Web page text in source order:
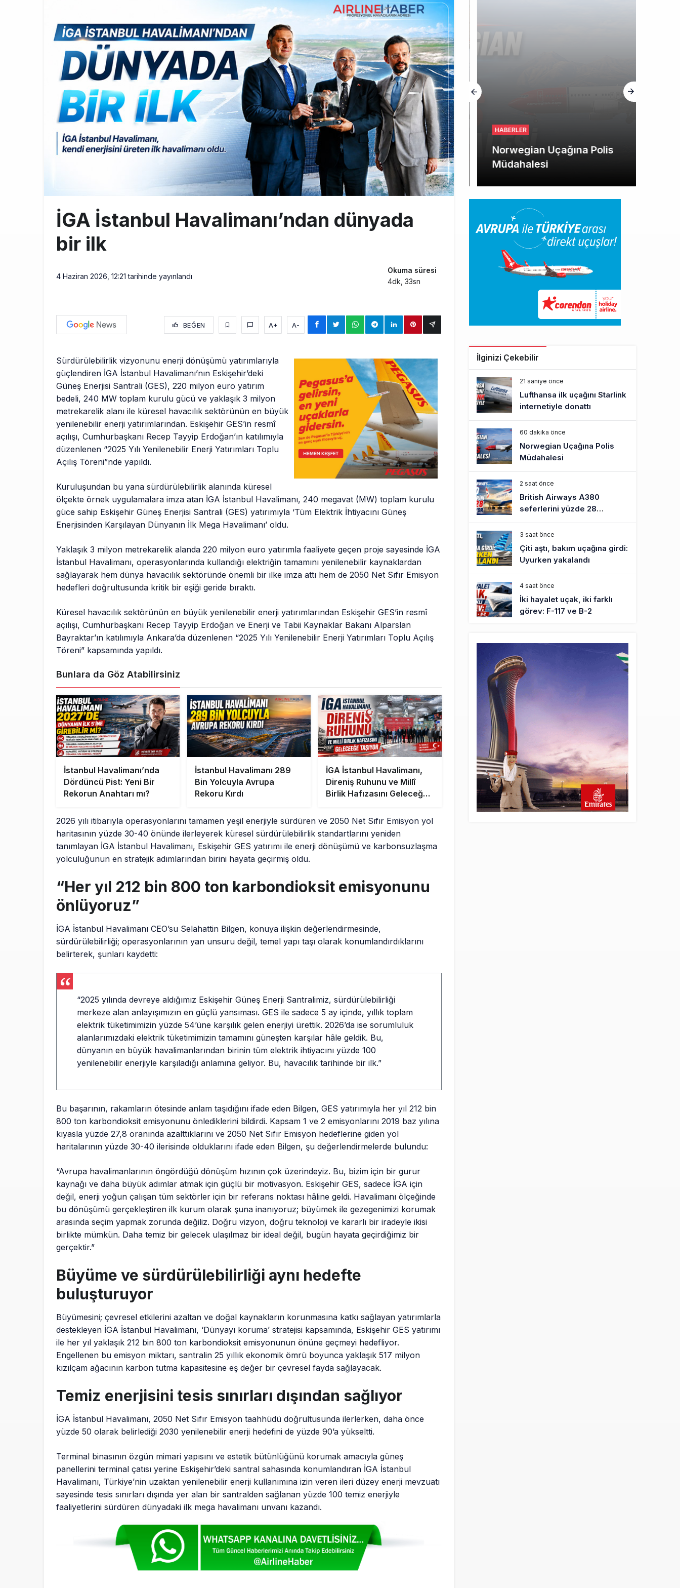
THY ve Pegasus Dünyanın En Değerli Havayolları Arasında
12:00 Fly Baghdad ABD yaptırım listesinden çıkarıldı
11:00 Elektrikli uçaklar Avrupa’da kısa rotalara hazırlanıyor
İGA İstanbul Havalimanı’ndan dünyada
bir ilk
4 Haziran 2026, 12:21 tarihinde yayınlandı
Okuma süresi
4dk, 33sn
BEĞEN A+ A-
Sürdürülebilirlik vizyonunu enerji dönüşümü yatırımlarıyla
güçlendiren İGA İstanbul Havalimanı’nın Eskişehir’deki
Güneş Enerjisi Santrali (GES), 220 milyon euro yatırım
bedeli, 240 MW toplam kurulu gücü ve yaklaşık 3 milyon
metrekarelik alanı ile küresel havacılık sektörünün en büyük
yenilenebilir enerji yatırımlarından. Eskişehir GES’in resmî
açılışı, Cumhurbaşkanı Recep Tayyip Erdoğan’ın katılımıyla
düzenlenen “2025 Yılı Yenilenebilir Enerji Yatırımları Toplu
Açılış Töreni”nde yapıldı.
Kuruluşundan bu yana sürdürülebilirlik alanında küresel
ölçekte örnek uygulamalara imza atan İGA İstanbul Havalimanı, 240 megavat (MW) toplam kurulu
güce sahip Eskişehir Güneş Enerjisi Santrali (GES) yatırımıyla ‘Tüm Elektrik İhtiyacını Güneş
Enerjisinden Karşılayan Dünyanın İlk Mega Havalimanı’ oldu.
Yaklaşık 3 milyon metrekarelik alanda 220 milyon euro yatırımla faaliyete geçen proje sayesinde İGA
İstanbul Havalimanı, operasyonlarında kullandığı elektriğin tamamını yenilenebilir kaynaklardan
sağlayarak hem dünya havacılık sektöründe önemli bir ilke imza attı hem de 2050 Net Sıfır Emisyon
hedefleri doğrultusunda kritik bir eşiği geride bıraktı.
Küresel havacılık sektörünün en büyük yenilenebilir enerji yatırımlarından Eskişehir GES’in resmî
açılışı, Cumhurbaşkanı Recep Tayyip Erdoğan ve Enerji ve Tabii Kaynaklar Bakanı Alparslan
Bayraktar’ın katılımıyla Ankara’da düzenlenen “2025 Yılı Yenilenebilir Enerji Yatırımları Toplu Açılış
Töreni” kapsamında yapıldı.
Bunlara da Göz Atabilirsiniz
İstanbul Havalimanı’nda
Dördüncü Pist: Yeni Bir
Rekorun Anahtarı mı?
İstanbul Havalimanı 289
Bin Yolcuyla Avrupa
Rekoru Kırdı
İGA İstanbul Havalimanı,
Direniş Ruhunu ve Millî
Birlik Hafızasını Geleceğe
2026 yılı itibarıyla operasyonlarını tamamen yeşil enerjiyle sürdüren ve 2050 Net Sıfır Emisyon yol
haritasının yüzde 30-40 önünde ilerleyerek küresel sürdürülebilirlik standartlarını yeniden
tanımlayan İGA İstanbul Havalimanı, Eskişehir GES yatırımı ile enerji dönüşümü ve karbonsuzlaşma
yolculuğunun en stratejik adımlarından birini hayata geçirmiş oldu.
“Her yıl 212 bin 800 ton karbondioksit emisyonunu
önlüyoruz”
İGA İstanbul Havalimanı CEO’su Selahattin Bilgen, konuya ilişkin değerlendirmesinde,
sürdürülebilirliği; operasyonlarının yan unsuru değil, temel yapı taşı olarak konumlandırdıklarını
belirterek, şunları kaydetti:
“2025 yılında devreye aldığımız Eskişehir Güneş Enerji Santralimiz, sürdürülebilirliği
merkeze alan anlayışımızın en güçlü yansıması. GES ile sadece 5 ay içinde, yıllık toplam
elektrik tüketimimizin yüzde 54’üne karşılık gelen enerjiyi ürettik. 2026’da ise sorumluluk
alanlarımızdaki elektrik tüketimimizin tamamını güneşten karşılar hâle geldik. Bu,
dünyanın en büyük havalimanlarından birinin tüm elektrik ihtiyacını yüzde 100
yenilenebilir enerjiyle karşıladığı anlamına geliyor. Bu, havacılık tarihinde bir ilk.”
Bu başarının, rakamların ötesinde anlam taşıdığını ifade eden Bilgen, GES yatırımıyla her yıl 212 bin
800 ton karbondioksit emisyonunu önlediklerini bildirdi. Kapsam 1 ve 2 emisyonlarını 2019 baz yılına
kıyasla yüzde 27,8 oranında azalttıklarını ve 2050 Net Sıfır Emisyon hedeflerine giden yol
haritalarının yüzde 30-40 ilerisinde olduklarını ifade eden Bilgen, şu değerlendirmelerde bulundu:
“Avrupa havalimanlarının öngördüğü dönüşüm hızının çok üzerindeyiz. Bu, bizim için bir gurur
kaynağı ve daha büyük adımlar atmak için güçlü bir motivasyon. Eskişehir GES, sadece İGA için
değil, enerji yoğun çalışan tüm sektörler için bir referans noktası hâline geldi. Havalimanı ölçeğinde
bu dönüşümü gerçekleştiren ilk kurum olarak şuna inanıyoruz; büyümek ile gezegenimizi korumak
arasında seçim yapmak zorunda değiliz. Doğru vizyon, doğru teknoloji ve kararlı bir iradeyle ikisi
birlikte mümkün. Daha temiz bir gelecek ulaşılmaz bir ideal değil, bugün hayata geçirdiğimiz bir
gerçektir.”
Büyüme ve sürdürülebilirliği aynı hedefte
buluşturuyor
Büyümesini; çevresel etkilerini azaltan ve doğal kaynakların korunmasına katkı sağlayan yatırımlarla
destekleyen İGA İstanbul Havalimanı, ‘Dünyayı koruma’ stratejisi kapsamında, Eskişehir GES yatırımı
ile her yıl yaklaşık 212 bin 800 ton karbondioksit emisyonunun önüne geçmeyi hedefliyor.
Engellenen bu emisyon miktarı, santralin 25 yıllık ekonomik ömrü boyunca yaklaşık 517 milyon
kızılçam ağacının karbon tutma kapasitesine eş değer bir çevresel fayda sağlayacak.
Temiz enerjisini tesis sınırları dışından sağlıyor
İGA İstanbul Havalimanı, 2050 Net Sıfır Emisyon taahhüdü doğrultusunda ilerlerken, daha önce
yüzde 50 olarak belirlediği 2030 yenilenebilir enerji hedefini de yüzde 90’a yükseltti.
Terminal binasının özgün mimari yapısını ve estetik bütünlüğünü korumak amacıyla güneş
panellerini terminal çatısı yerine Eskişehir’deki santral sahasında konumlandıran İGA İstanbul
Havalimanı, Türkiye’nin uzaktan yenilenebilir enerji kullanımına izin veren ileri düzey enerji mevzuatı
sayesinde tesis sınırları dışında yer alan bir santralden sağlanan yüzde 100 temiz enerjiyle
faaliyetlerini sürdüren dünyadaki ilk mega havalimanı unvanı kazandı.
HABERLER
Norwegian Uçağına Polis
Müdahalesi
İlginizi Çekebilir
21 saniye önce
Lufthansa ilk uçağını Starlink
internetiyle donattı
60 dakika önce
Norwegian Uçağına Polis
Müdahalesi
2 saat önce
British Airways A380
seferlerini yüzde 28
azaltıyor
3 saat önce
Çiti aştı, bakım uçağına girdi:
Uyurken yakalandı
4 saat önce
İki hayalet uçak, iki farklı
görev: F-117 ve B-2
THY ve Pegasus Dünyanın
En Değerli Havayolları
Arasında
6 saat önce
Fly Baghdad ABD yaptırım
listesinden çıkarıldı
Elektrikli uçaklar Avrupa’da
kısa rotalara hazırlanıyor
8 saat önce
Trump’ı taşıyan Marine One,